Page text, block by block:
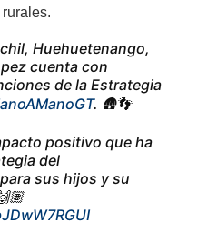
Huehuetenango,
cuenta con
de la Estrategia
. 🛖👣
positivo que ha
del
para sus hijos y su